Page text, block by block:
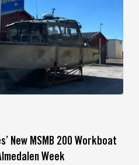
New MSMB 200 Workboat
Week